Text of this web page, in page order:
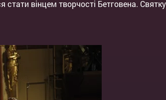
вінцем творчості Бетговена.